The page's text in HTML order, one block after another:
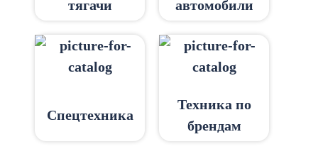
тягачи
автомобили
Спецтехника
Техника по
брендам